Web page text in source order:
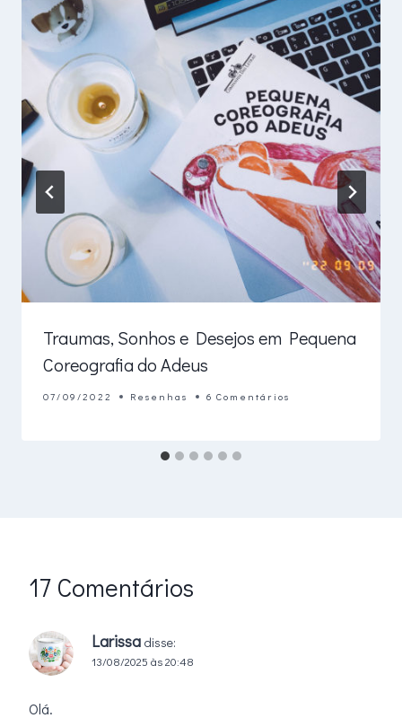
Traumas, Sonhos e Desejos em Pequena
Coreografia do Adeus
07/09/2022 Resenhas 6 Comentários
17 Comentários
Larissa disse:
13/08/2025 às 20:48
Olá.